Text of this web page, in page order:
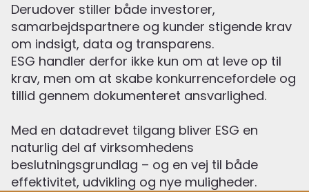
Derudover stiller både investorer,
samarbejdspartnere og kunder stigende krav
om indsigt, data og transparens.
ESG handler derfor ikke kun om at leve op til
krav, men om at skabe konkurrencefordele og
tillid gennem dokumenteret ansvarlighed.
Med en datadrevet tilgang bliver ESG en
naturlig del af virksomhedens
beslutningsgrundlag – og en vej til både
effektivitet, udvikling og nye muligheder.